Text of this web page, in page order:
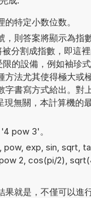
特定小数位数。
則答案將顯示為指
分割成指數，即這
的設備，例如袖珍
方法尤其使得極大
書寫方式給出。對
無關，本計算機的
pow 3'。
exp, sin, sqrt,
2, cos(pi/2),
果就是，不僅可以進